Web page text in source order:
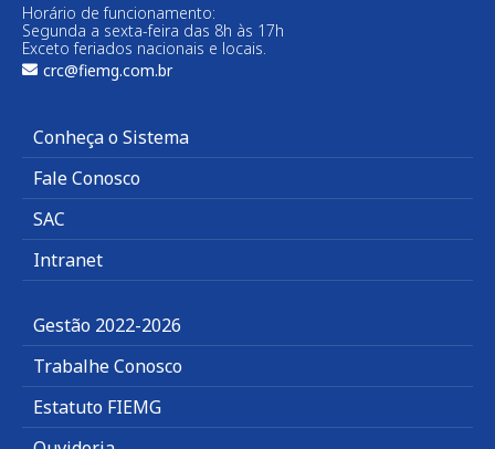
Horário de funcionamento:
Segunda a sexta-feira das 8h às 17h
Exceto feriados nacionais e locais.
crc@fiemg.com.br
Conheça o Sistema
Fale Conosco
SAC
Intranet
Gestão 2022-2026
Trabalhe Conosco
Estatuto FIEMG